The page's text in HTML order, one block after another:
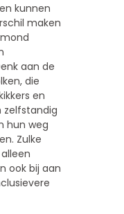
kunnen
maken
aan de
die
en
zelfstandig
hun weg
Zulke
ook bij aan